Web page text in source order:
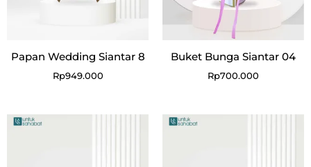
Papan Wedding Siantar 8
Rp949.000
Buket Bunga Siantar 04
Rp700.000